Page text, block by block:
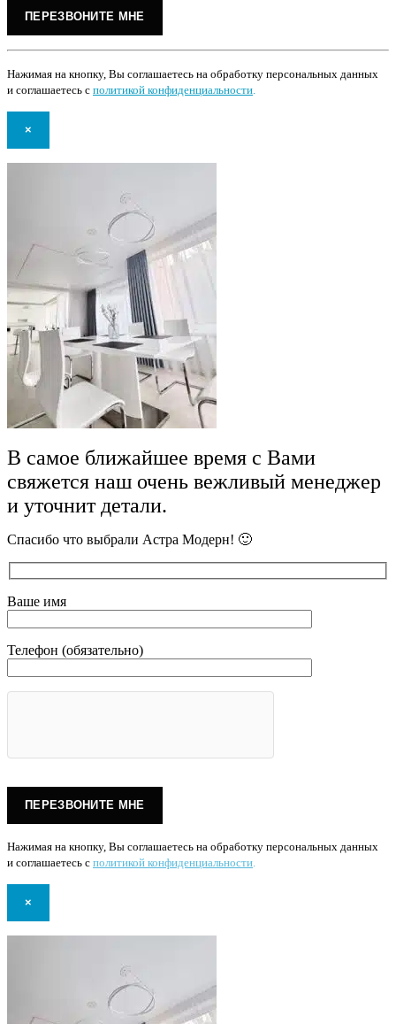
Нажимая на кнопку, Вы соглашаетесь на обработку персональных данных
и соглашаетесь с политикой конфиденциальности
×
В самое ближайшее время с Вами
свяжется наш очень вежливый менеджер
и уточнит детали.
Спасибо что выбрали Астра Модерн! 🙂
Ваше имя
Телефон (обязательно)
Нажимая на кнопку, Вы соглашаетесь на обработку персональных данных
и соглашаетесь с политикой конфиденциальности
×